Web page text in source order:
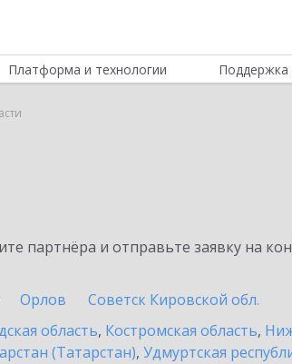
Платформа и технологии Поддержка
партнёра и отправьте заявку на
Орлов
Советск Кировской обл.
область, Костромская область,
(Татарстан), Удмуртская